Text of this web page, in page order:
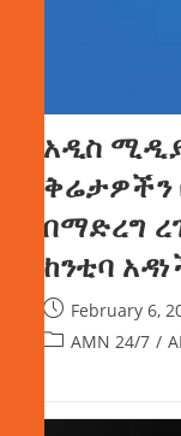
አዲስ
ቅሬታዎችን
በማድረግ
ከንቲባ
February 6,
AMN 24/7 /